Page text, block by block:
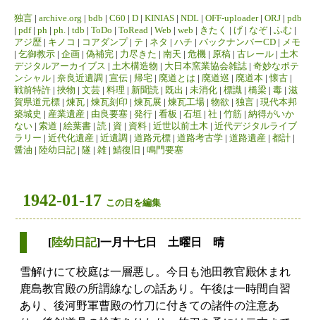
独言 | archive.org | bdb | C60 | D | KINIAS | NDL | OFF-uploader| ORJ | pdb
| pdf| ph | ph. | tdb | ToDo | ToRead | Web | web | きたく | げ | なぞ| ふむ |
アジ歴 | キノコ | コアダンプ| テ | ネタ | ハチ | バックナンバーCD | メモ
| 乞御教示 | 企画 | 偽補完 | 力尽きた | 南天 | 危機 | 原稿 | 古レール | 土木
デジタルアーカイブス | 土木構造物 | 大日本窯業協会雑誌 | 奇妙なポテ
ンシャル | 奈良近遺調 | 宣伝 | 帰宅 | 廃道とは | 廃道巡 | 廃道本 |懐古 |
戦前特許 | 挾物 | 文芸 | 料理 | 新聞読 | 既出 | 未消化 | 標識 | 橋梁 | 毒 | 滋
賀県道元標 | 煉瓦 | 煉瓦刻印 | 煉瓦展 | 煉瓦工場 | 物欲 | 独言 | 現代本邦
築城史 | 産業遺産 | 由良要塞 | 発行 | 看板 | 石垣 | 社 | 竹筋 | 納得がいか
ない | 索道 | 絵葉書 | 読 | 資 | 資料 | 近世以前土木 | 近代デジタルライブ
ラリー | 近代化遺産 | 近遺調 | 道路元標 | 道路考古学 | 道路遺産 | 都計 |
醤油 | 陸幼日記 | 隧 | 雑 | 鯖復旧 | 鳴門要塞
1942-01-17 この日を編集
[陸幼日記]一月十七日 土曜日 晴
雪解けにて校庭は一層悪し。今日も池田教官殿休まれ
鹿島教官殿の所謂線なしの話あり。午後は一時間自習
あり、後河野軍曹殿の竹刀に付きての諸件の注意あ